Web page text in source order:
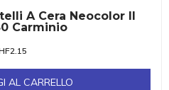
A Cera Neocolor II
Carminio
2.15
AL CARRELLO